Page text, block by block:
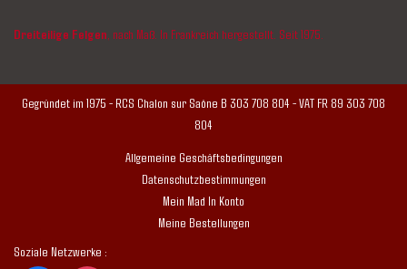
Dreiteilige Felgen , nach Maß. In Frankreich hergestellt. Seit 1975.
Gegründet im 1975 - RCS Chalon sur Saône B 303 708 804 - VAT FR 89 303 708
804
Allgemeine Geschäftsbedingungen
Datenschutzbestimmungen
Mein Mad In Konto
Meine Bestellungen
Soziale Netzwerke :